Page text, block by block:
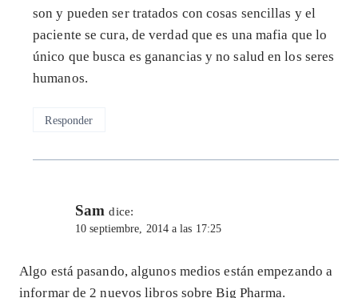
son y pueden ser tratados con cosas sencillas y el
paciente se cura, de verdad que es una mafia que lo
único que busca es ganancias y no salud en los seres
humanos.
Responder
Sam dice:
10 septiembre, 2014 a las 17:25
Algo está pasando, algunos medios están empezando a
informar de 2 nuevos libros sobre Big Pharma.